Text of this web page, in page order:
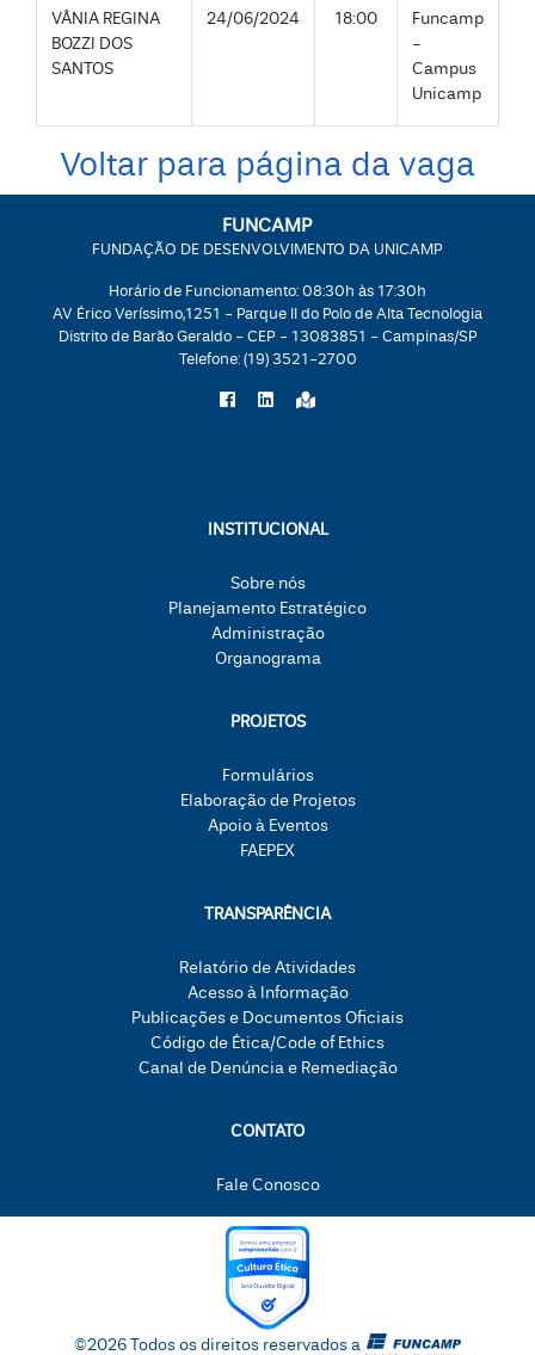
VÂNIA REGINA
BOZZI DOS
SANTOS
24/06/2024 18:00
Funcamp
-
Campus
Unicamp
Voltar para página da vaga
FUNCAMP
FUNDAÇÃO DE DESENVOLVIMENTO DA UNICAMP
Horário de Funcionamento: 08:30h às 17:30h
AV Érico Veríssimo,1251 - Parque II do Polo de Alta Tecnologia
Distrito de Barão Geraldo - CEP - 13083851 - Campinas/SP
Telefone: (19) 3521-2700
INSTITUCIONAL
Sobre nós
Planejamento Estratégico
Administração
Organograma
PROJETOS
Formulários
Elaboração de Projetos
Apoio à Eventos
FAEPEX
TRANSPARÊNCIA
Relatório de Atividades
Acesso à Informação
Publicações e Documentos Oficiais
Código de Ética/Code of Ethics
Canal de Denúncia e Remediação
CONTATO
Fale Conosco
©2026 Todos os direitos reservados a